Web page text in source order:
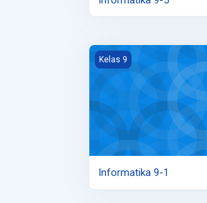
Informatika 9-1
Kelas 9
Informatika 9-1